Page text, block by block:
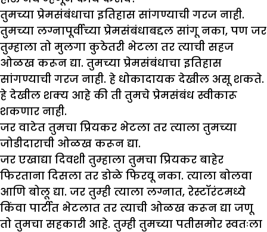
तुमच्या प्रेमसंबंधाचा इतिहास सांगण्याची गरज नाही.
तुमच्या लग्नापूर्वीच्या प्रेमसंबंधाबद्दल सांगू नका, पण जर
तुम्हाला तो मुलगा कुठेतरी भेटला तर त्याची सहज
ओळख करून द्या. तुमच्या प्रेमसंबंधाचा इतिहास
सांगण्याची गरज नाही. हे धोकादायक देखील असू शकते.
हे देखील शक्य आहे की ती तुमचे प्रेमसंबंध स्वीकारू
शकणार नाही.
जर वाटेत तुमचा प्रियकर भेटला तर त्याला तुमच्या
जोडीदाराची ओळख करून द्या.
जर एखाद्या दिवशी तुम्हाला तुमचा प्रियकर बाहेर
फिरताना दिसला तर डोळे फिरवू नका. त्याला बोलवा
आणि बोलू द्या. जर तुम्ही त्याला लग्नात, रेस्टॉरंटमध्ये
किंवा पार्टीत भेटलात तर त्याची ओळख करून द्या जणू
तो तुमचा सहकारी आहे. तुम्ही तुमच्या पतीसमोर स्वतःला